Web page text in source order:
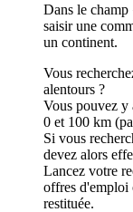
Dans le
saisir une
un continent.
Vous
alentours ?
Vous pouvez y
0 et 100 km
Si vous
devez alors
Lancez votre
offres d'emploi
restituée.